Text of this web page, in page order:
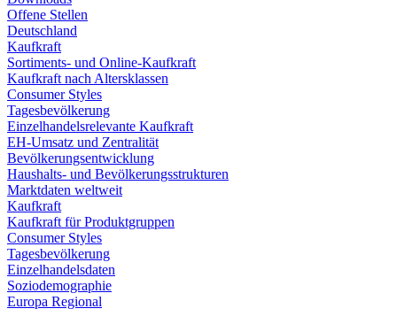
Offene Stellen
Deutschland
Kaufkraft
Sortiments- und Online-Kaufkraft
Kaufkraft nach Altersklassen
Consumer Styles
Tagesbevölkerung
Einzelhandelsrelevante Kaufkraft
EH-Umsatz und Zentralität
Bevölkerungsentwicklung
Haushalts- und Bevölkerungsstrukturen
Marktdaten weltweit
Kaufkraft
Kaufkraft für Produktgruppen
Consumer Styles
Tagesbevölkerung
Einzelhandelsdaten
Soziodemographie
Europa Regional